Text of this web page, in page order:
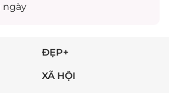
ngày
ĐẸP+
XÃ HỘI